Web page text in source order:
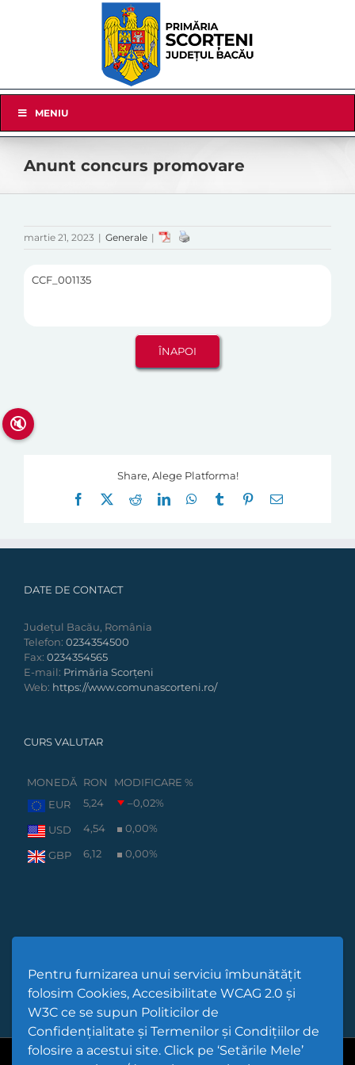
Pentru furnizarea unui serviciu îmbunătățit
folosim Cookies, Accesibilitate WCAG 2.0 și
W3C ce se supun Politicilor de
Confidențialitate și Termenilor și Condițiilor de
folosire a acestui site. Click pe ‘Setările Mele’
Navigation
MENIU
Anunt concurs promovare
martie 21, 2023 | Generale |
CCF_001135
Share, Alege Platforma!
Facebook
RedditLinkedInWhatsApp
Tumblr Pinterest
E-
DATE DE CONTACT
Județul Bacău, România
Telefon: 0234354500
Fax: 0234354565
E-mail: Primăria Scorțeni
Web: https://www.comunascorteni.ro/
CURS VALUTAR
MONEDĂ RON
MODIFICARE %
EUR
5,24 –0,02%
USD 4,54 0,00%
GBP 6,12 0,00%
Cod Județ 4 | Județul Bacău | Tipul UAT - 14 - C - Comună |
🔇